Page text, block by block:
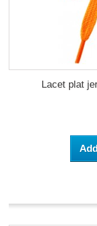
Lacet plat